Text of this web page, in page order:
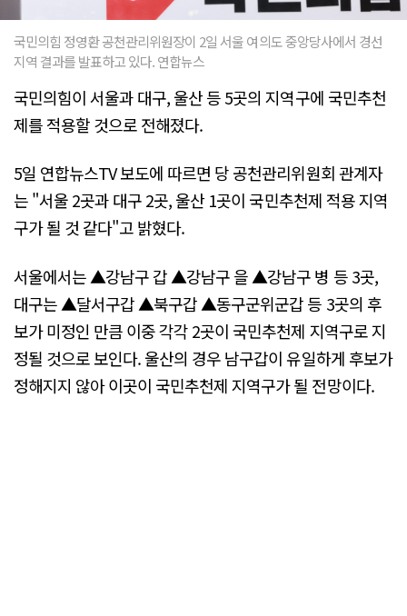
국민의힘 정영환 공천관리위원장이 2일 서울 여의도 중앙당사에서 경선
지역 결과를 발표하고 있다. 연합뉴스
국민의힘이 서울과 대구, 울산 등 5곳의 지역구에 국민추천
제를 적용할 것으로 전해졌다.
5일 연합뉴스TV 보도에 따르면 당 공천관리위원회 관계자
는 "서울 2곳과 대구 2곳, 울산 1곳이 국민추천제 적용 지역
구가 될 것 같다"고 밝혔다.
서울에서는 ▲강남구 갑 ▲강남구 을 ▲강남구 병 등 3곳,
대구는 ▲달서구갑 ▲북구갑 ▲동구군위군갑 등 3곳의 후
보가 미정인 만큼 이중 각각 2곳이 국민추천제 지역구로 지
정될 것으로 보인다. 울산의 경우 남구갑이 유일하게 후보가
정해지지 않아 이곳이 국민추천제 지역구가 될 전망이다.